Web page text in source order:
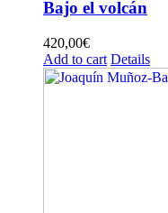
Bajo el volcán
420,00€
Add to cart Details